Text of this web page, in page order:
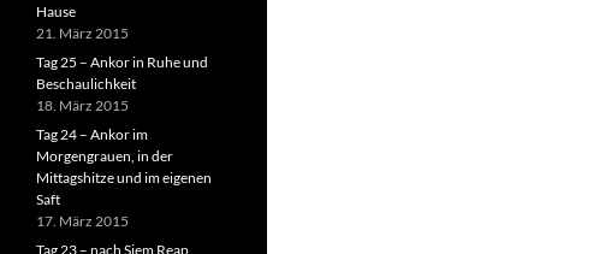
Hause
21. März 2015
Tag 25 – Ankor in Ruhe und
Beschaulichkeit
18. März 2015
Tag 24 – Ankor im
Morgengrauen, in der
Mittagshitze und im eigenen
Saft
17. März 2015
Tag 23 – nach Siem Reap